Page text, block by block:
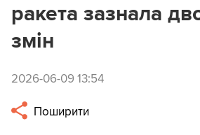
ракета зазнала
змін
2026-06-09 13:54
Поширити